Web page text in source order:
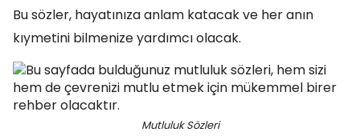
Bu sözler, hayatınıza anlam katacak ve her anın
kıymetini bilmenize yardımcı olacak.
Mutluluk Sözleri